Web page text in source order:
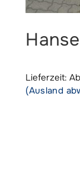
Lieferzeit:
(Ausland